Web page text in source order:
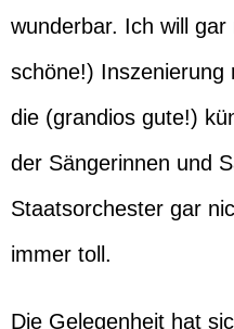
wunderbar. Ich will
schöne!) Inszenierung
die (grandios gute!)
der Sängerinnen und
Staatsorchester gar
immer toll.
Die Gelegenheit hat